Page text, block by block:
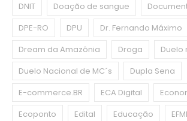
DNIT
Doação de sangue
DPE-RO
DPU Dr. Fernando Máximo
Dream da Amazônia
Droga
Duelo
Duelo Nacional de MC´s
Dupla Sena
E-commerce.BR
ECA Digital
Ecoponto
Edital Educação